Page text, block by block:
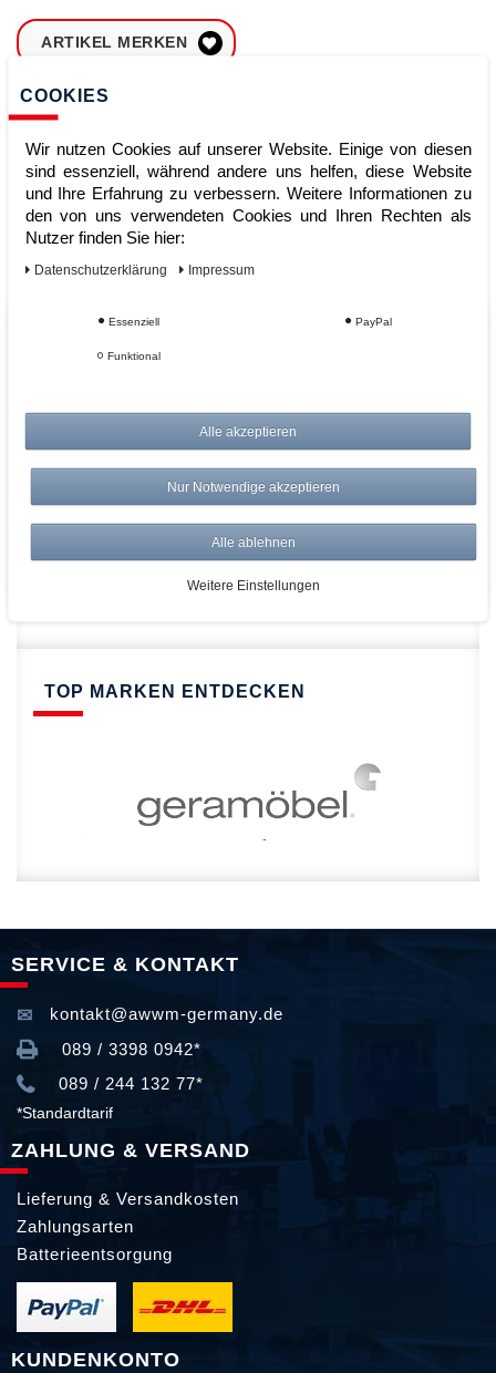
ARTIKEL MERKEN
ZUM WARENKORB
Sofort lieferbar
Kauf auf Rechnung
Risikolos: 14 Tage Rückgabe
Über 20.000 Artikel
Schnelle Lieferung
TOP MARKEN ENTDECKEN
SERVICE & KONTAKT
kontakt@awwm-germany.de
089 / 3398 0942*
089 / 244 132 77*
*Standardtarif
ZAHLUNG & VERSAND
Lieferung & Versandkosten
Zahlungsarten
Batterieentsorgung
KUNDENKONTO
COOKIES
Wir nutzen Cookies auf unserer Website. Einige von diesen
sind essenziell, während andere uns helfen, diese Website
und Ihre Erfahrung zu verbessern. Weitere Informationen zu
den von uns verwendeten Cookies und Ihren Rechten als
Nutzer finden Sie hier:
Daten­schutz­erklärung Impressum
Essenziell PayPal
Funktional
Alle akzeptieren
Nur Notwendige akzeptieren
Alle ablehnen
Weitere Einstellungen